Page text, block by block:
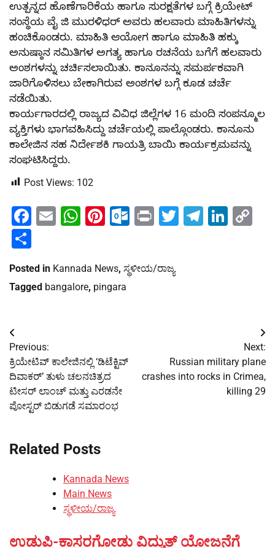
ಉತ್ಪನ್ನದ ಹೊಣೆಗಾರಿಕೆಯ ಹಾಗೂ ಸುರಕ್ಷತೆಗಳ ಬಗ್ಗೆ ಕ್ರಿಯೇಟ್
ಸಂಸ್ಥೆಯ ವೈ ಜಿ ಮುರಳಿಧರ್ ಅವರು ಹಲವಾರು ಮಾಹಿತಿಗಳನ್ನು
ಹಂಚಿಕೊಂಡರು. ಮಾಹಿತಿ ಆಯೋಗ ಹಾಗೂ ಮಾಹಿತಿ ಹಕ್ಕು
ಅನುಷ್ಠಾನ ಸಮಿತಿಗಳ ಅಗತ್ಯ ಹಾಗೂ ರಚನೆಯ ಬಗೆಗೆ ಹಲವಾರು
ಅಂಶಗಳನ್ನು ಚರ್ಚಿಸಲಾಯಿತು. ಕಾನೂನನ್ನು ಸಮರ್ಪಕವಾಗಿ
ಜಾರಿಗೊಳಿಸಲು ಬೇಕಾಗಿರುವ ಅಂಶಗಳ ಬಗ್ಗೆ ಕೂಡ ಚರ್ಚೆ
ನಡೆಯಿತು.
ಕಾರ್ಯಗಾರದಲ್ಲಿ ರಾಜ್ಯದ ವಿವಿಧ ಜಿಲ್ಲೆಗಳ 16 ಮಂದಿ ಸಂಪನ್ಮೂಲ
ವ್ಯಕ್ತಿಗಳು ಭಾಗವಹಿಸಿದ್ದು ಚರ್ಚೆಯಲ್ಲಿ ಪಾಲ್ಗೊಂಡರು. ಕಾನೂನು
ಕಾಲೇಜಿನ ಸಹ ನಿರ್ದೇಶಕಿ ಗಾಯತ್ರಿ ಬಾಯಿ ಕಾರ್ಯಕ್ರಮವನ್ನು
ಸಂಘಟಿಸಿದ್ದರು.
Post Views: 102
Facebook
EmailWhatsApp
Pinterest
Outlook.com
PrintTwitter
Posted in Kannada News, ಸ್ಥಳೀಯ/ರಾಜ್ಯ
Tagged bangalore, pingara
Post
navigation
Previous:
ಕ್ರಿಯೇಟಿವ್ ಕಾಲೇಜಿನಲ್ಲಿ ‘ಡಿಟೆಕ್ಟಿವ್
ದಿವಾಕರ್’ ತುಳು ಚಲನಚಿತ್ರದ
ಟೀಸರ್ ಲಾಂಚ್ ಮತ್ತು ಎರಡನೇ
ಪೋಸ್ಟರ್ ಬಿಡುಗಡೆ ಸಮಾರಂಭ
Next:
Russian military plane
crashes into rocks in Crimea,
killing 29
Related Posts
Kannada News
Main News
ಸ್ಥಳೀಯ/ರಾಜ್ಯ
ಉಡುಪಿ-ಕಾಸರಗೋಡು ವಿದ್ಯುತ್ ಯೋಜನೆಗೆ